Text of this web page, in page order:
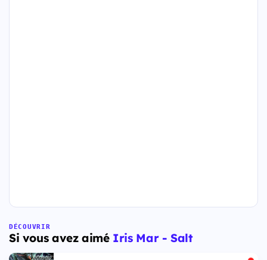
DÉCOUVRIR
Si vous avez aimé Iris Mar - Salt